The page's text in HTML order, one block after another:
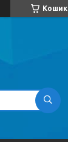
Кошик